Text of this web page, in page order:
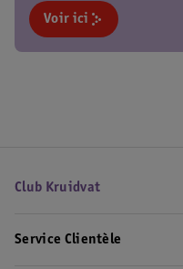
Voir ici
Club Kruidvat
Service Clientèle